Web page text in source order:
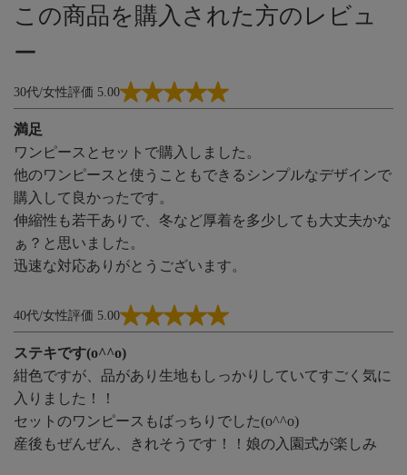
この商品を購入された方のレビュ
ー
30代/女性評価 5.00
満足
ワンピースとセットで購入しました。
他のワンピースと使うこともできるシンプルなデザインで
購入して良かったです。
伸縮性も若干ありで、冬など厚着を多少しても大丈夫かな
ぁ？と思いました。
迅速な対応ありがとうございます。
40代/女性評価 5.00
ステキです(o^^o)
紺色ですが、品があり生地もしっかりしていてすごく気に
入りました！！
セットのワンピースもばっちりでした(o^^o)
産後もぜんぜん、きれそうです！！娘の入園式が楽しみ